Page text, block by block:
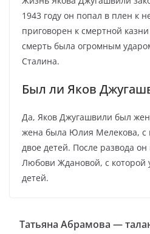
1943 году он попал в плен к
приговорен к смертной
смерть была огромным
Сталина.
Был ли Яков
Да, Яков Джугашвили был
жена была Юлия Мелекова, с
двое детей. После развода
Любови Ждановой, с которой
детей.
Татьяна Абрамова —